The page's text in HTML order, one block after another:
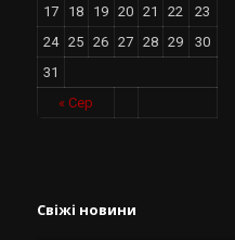
« Сер
17
18 19 20 21 22
23
24
25 26 27 28 29
30
31
Свіжі новини